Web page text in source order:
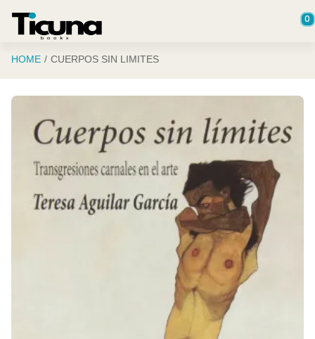
0
HOME CUERPOS SIN LIMITES